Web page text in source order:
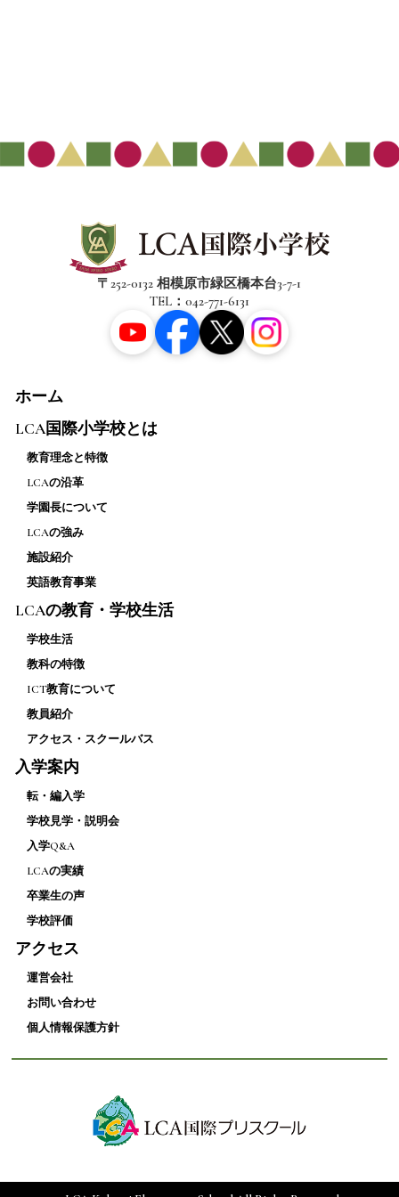
〒252-0132 相模原市緑区橋本台3-7-1
TEL：042-771-6131
ホーム
LCA国際小学校とは
教育理念と特徴
LCAの沿革
学園長について
LCAの強み
施設紹介
英語教育事業
LCAの教育・学校生活
学校生活
教科の特徴
ICT教育について
教員紹介
アクセス・スクールバス
入学案内
転・編入学
学校見学・説明会
入学Q&A
LCAの実績
卒業生の声
学校評価
アクセス
運営会社
お問い合わせ
個人情報保護方針